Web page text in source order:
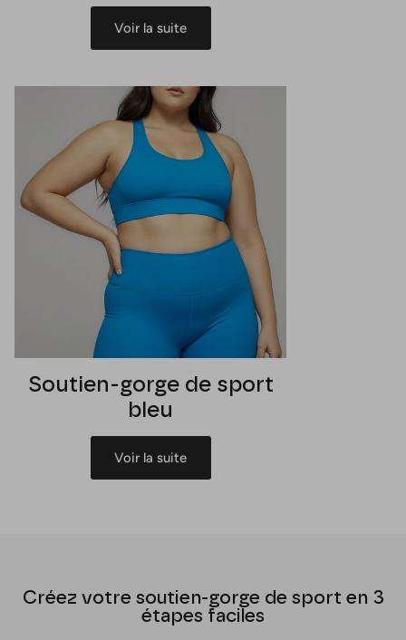
Voir la suite
Soutien-gorge de sport
bleu
Voir la suite
Créez votre soutien-gorge de sport en 3
étapes faciles